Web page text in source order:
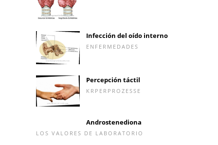
Infección del oído interno
ENFERMEDADES
Percepción táctil
KRPERPROZESSE
Androstenediona
LOS VALORES DE LABORATORIO